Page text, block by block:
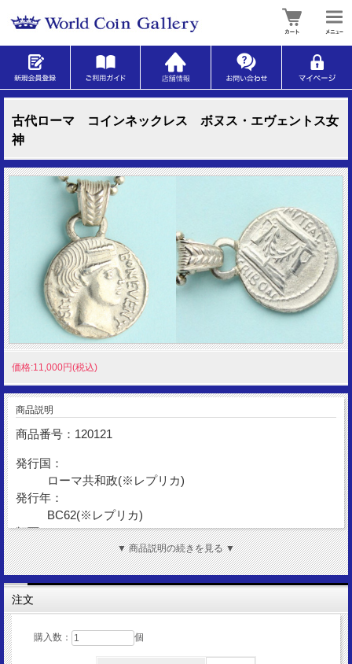
古代ローマ コインネックレス ボヌス・エヴェントス女
神
価格:11,000円(税込)
商品説明
商品番号：120121
発行国：
ローマ共和政(※レプリカ)
発行年：
BC62(※レプリカ)
額面：
デナリウス
金性：
Silver925
表面図柄：
ボヌス・エヴェントス女神
裏面図柄：
▼ 商品説明の続きを見る ▼
注文
購入数： 個